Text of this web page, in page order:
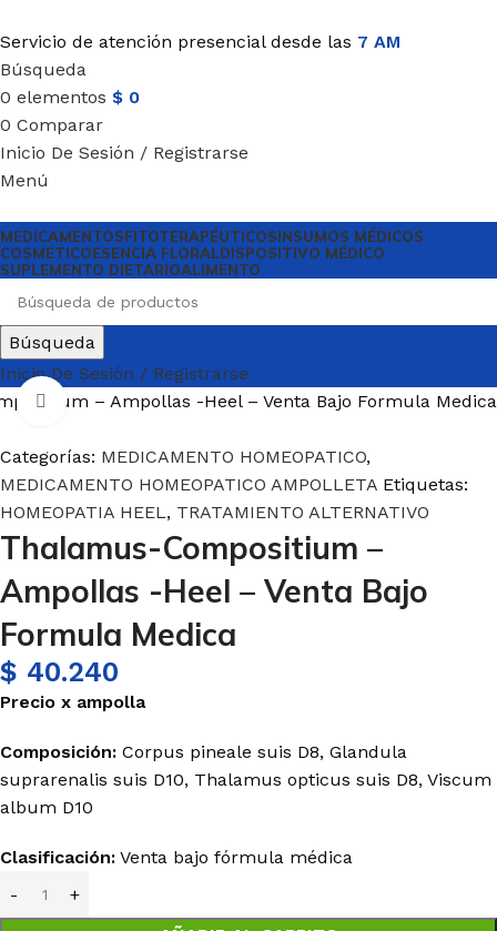
Servicio de atención presencial desde las 7 AM
Búsqueda
0 elementos $ 0
0 Comparar
Inicio De Sesión / Registrarse
Menú
MEDICAMENTOSFITOTERAPÉUTICOSINSUMOS MÉDICOS
COSMÉTICOESENCIA FLORALDISPOSITIVO MÉDICO
SUPLEMENTO DIETARIOALIMENTO
Búsqueda
Inicio De Sesión / Registrarse
– Ampollas -Heel – Venta Bajo Formula Medica
Haga Click para agrandar
Categorías: MEDICAMENTO HOMEOPATICO,
MEDICAMENTO HOMEOPATICO AMPOLLETA Etiquetas:
HOMEOPATIA HEEL, TRATAMIENTO ALTERNATIVO
Thalamus-Compositium –
Ampollas -Heel – Venta Bajo
Formula Medica
$ 40.240
Precio x ampolla
Composición: Corpus pineale suis D8, Glandula
suprarenalis suis D10, Thalamus opticus suis D8, Viscum
album D10
Clasificación: Venta bajo fórmula médica